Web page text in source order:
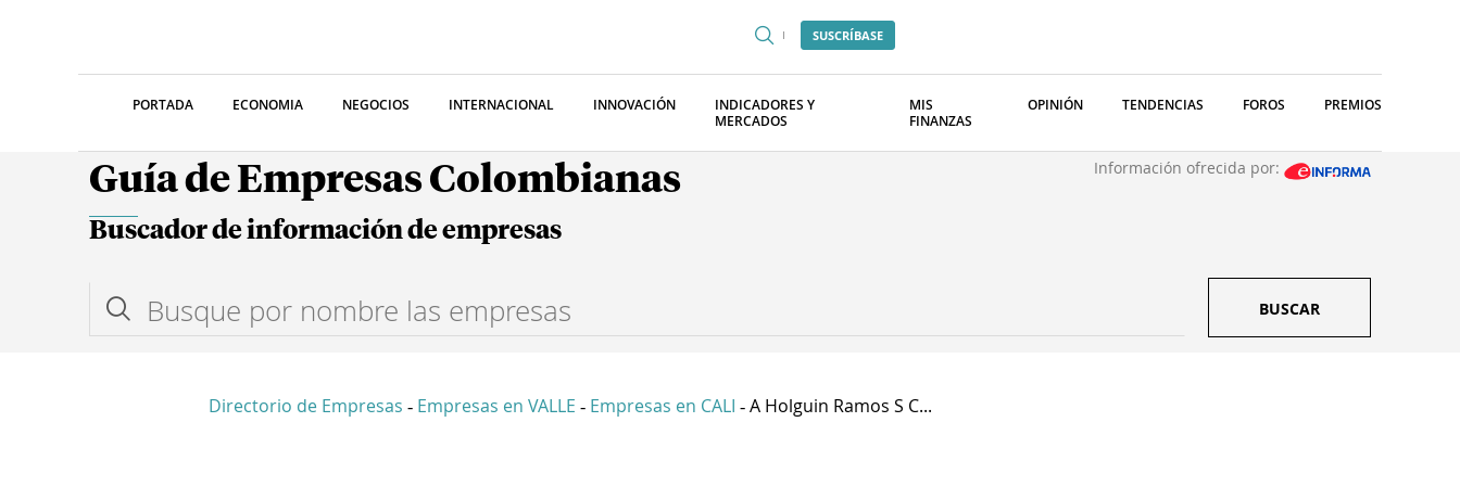
SUSCRÍBASE
PORTADA ECONOMIA NEGOCIOS INTERNACIONAL INNOVACIÓN
INDICADORES Y
MERCADOS
MIS
FINANZAS
OPINIÓN TENDENCIAS FOROS PREMIOS
Guía de Empresas Colombianas Información ofrecida por:
Buscador de información de empresas
BUSCAR
Directorio de Empresas - Empresas en VALLE - Empresas en CALI - A Holguin Ramos S C...